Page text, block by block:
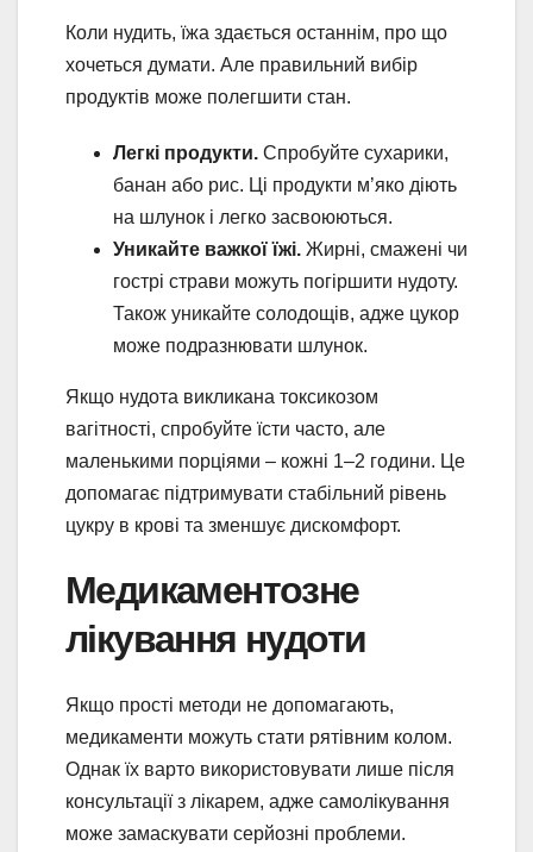
Коли нудить, їжа здається останнім, про що
хочеться думати. Але правильний вибір
продуктів може полегшити стан.
Легкі продукти. Спробуйте сухарики,
банан або рис. Ці продукти м’яко діють
на шлунок і легко засвоюються.
Уникайте важкої їжі. Жирні, смажені чи
гострі страви можуть погіршити нудоту.
Також уникайте солодощів, адже цукор
може подразнювати шлунок.
Якщо нудота викликана токсикозом
вагітності, спробуйте їсти часто, але
маленькими порціями – кожні 1–2 години. Це
допомагає підтримувати стабільний рівень
цукру в крові та зменшує дискомфорт.
Медикаментозне
лікування нудоти
Якщо прості методи не допомагають,
медикаменти можуть стати рятівним колом.
Однак їх варто використовувати лише після
консультації з лікарем, адже самолікування
може замаскувати серйозні проблеми.